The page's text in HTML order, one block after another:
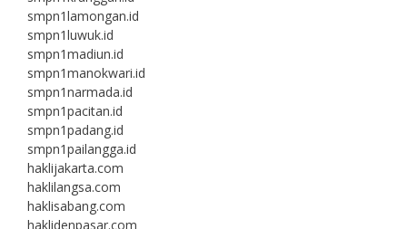
smpn1lamongan.id
smpn1luwuk.id
smpn1madiun.id
smpn1manokwari.id
smpn1narmada.id
smpn1pacitan.id
smpn1padang.id
smpn1pailangga.id
haklijakarta.com
haklilangsa.com
haklisabang.com
haklidenpasar.com